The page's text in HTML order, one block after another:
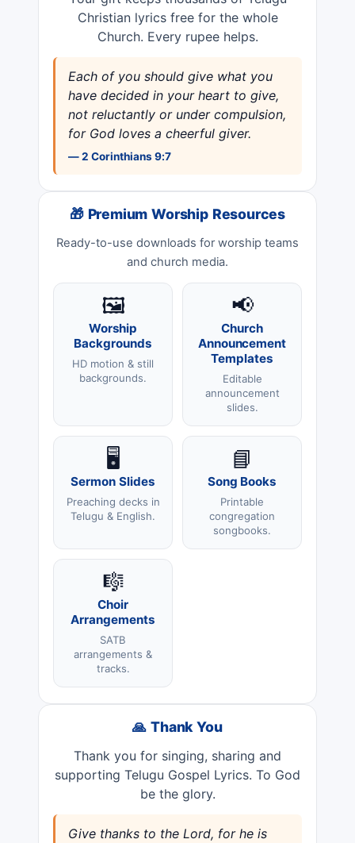
Christian lyrics free for the whole
Church. Every rupee helps.
Each of you should give what you
have decided in your heart to give,
not reluctantly or under compulsion,
for God loves a cheerful giver.
— 2 Corinthians 9:7
🎁 Premium Worship Resources
Ready-to-use downloads for worship teams
and church media.
🖼️
Worship
Backgrounds
HD motion & still
backgrounds.
📢
Church
Announcement
Templates
Editable
announcement
slides.
🖥️
Sermon Slides
Preaching decks in
Telugu & English.
📘
Song Books
Printable
congregation
songbooks.
🎼
Choir
Arrangements
SATB
arrangements &
tracks.
🙏 Thank You
Thank you for singing, sharing and
supporting Telugu Gospel Lyrics. To God
be the glory.
Give thanks to the Lord, for he is